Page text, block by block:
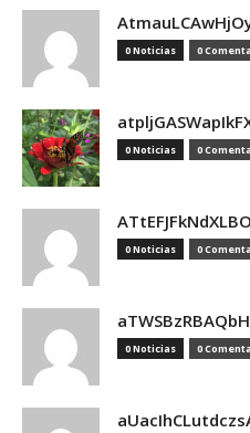
0 Noticias 0
0 Noticias 0
0 Noticias 0
0 Noticias 0